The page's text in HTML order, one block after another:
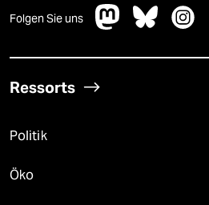
Folgen Sie uns
Ressorts
Politik
Öko